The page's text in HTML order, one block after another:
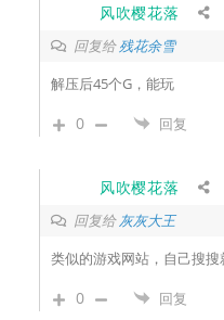
风吹樱花落
回复给残花余雪
解压后45个G，能玩
0 回复
风吹樱花落
回复给灰灰大王
类似的游戏网站，自己搜搜
0 回复